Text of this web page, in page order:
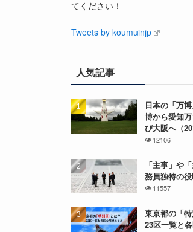
てください！
Tweets by koumuinjp
人気記事
日本の「万
博から愛知
び大阪へ（
12106
「主事」や
務員独特の
11557
東京都の「
23区一覧と